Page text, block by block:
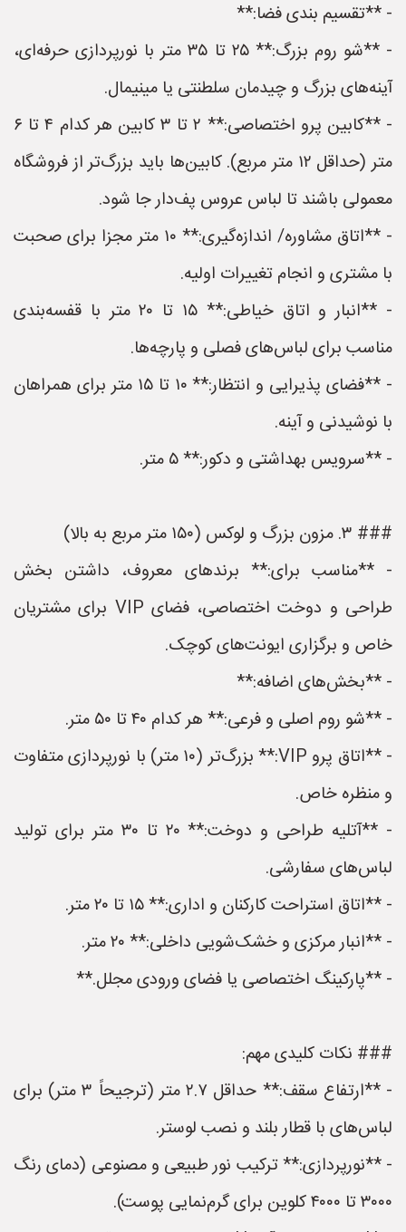
- **تقسیم بندی فضا:**
- **شو روم بزرگ:** ۲۵ تا ۳۵ متر با نورپردازی حرفه‌ای،
آینه‌های بزرگ و چیدمان سلطنتی یا مینیمال.
- **کابین پرو اختصاصی:** ۲ تا ۳ کابین هر کدام ۴ تا ۶
متر (حداقل ۱۲ متر مربع). کابین‌ها باید بزرگ‌تر از فروشگاه
معمولی باشند تا لباس عروس پف‌دار جا شود.
- **اتاق مشاوره/ اندازه‌گیری:** ۱۰ متر مجزا برای صحبت
با مشتری و انجام تغییرات اولیه.
- **انبار و اتاق خیاطی:** ۱۵ تا ۲۰ متر با قفسه‌بندی
مناسب برای لباس‌های فصلی و پارچه‌ها.
- **فضای پذیرایی و انتظار:** ۱۰ تا ۱۵ متر برای همراهان
با نوشیدنی و آینه.
- **سرویس بهداشتی و دکور:** ۵ متر.
### ۳. مزون بزرگ و لوکس (۱۵۰ متر مربع به بالا)
- **مناسب برای:** برندهای معروف، داشتن بخش
طراحی و دوخت اختصاصی، فضای VIP برای مشتریان
خاص و برگزاری ایونت‌های کوچک.
- **بخش‌های اضافه:**
- **شو روم اصلی و فرعی:** هر کدام ۴۰ تا ۵۰ متر.
- **اتاق پرو VIP:** بزرگ‌تر (۱۰ متر) با نورپردازی متفاوت
و منظره خاص.
- **آتلیه طراحی و دوخت:** ۲۰ تا ۳۰ متر برای تولید
لباس‌های سفارشی.
- **اتاق استراحت کارکنان و اداری:** ۱۵ تا ۲۰ متر.
- **انبار مرکزی و خشک‌شویی داخلی:** ۲۰ متر.
- **پارکینگ اختصاصی یا فضای ورودی مجلل.**
### نکات کلیدی مهم:
- **ارتفاع سقف:** حداقل ۲.۷ متر (ترجیحاً ۳ متر) برای
لباس‌های با قطار بلند و نصب لوستر.
- **نورپردازی:** ترکیب نور طبیعی و مصنوعی (دمای رنگ
۳۰۰۰ تا ۴۰۰۰ کلوین برای گرم‌نمایی پوست).